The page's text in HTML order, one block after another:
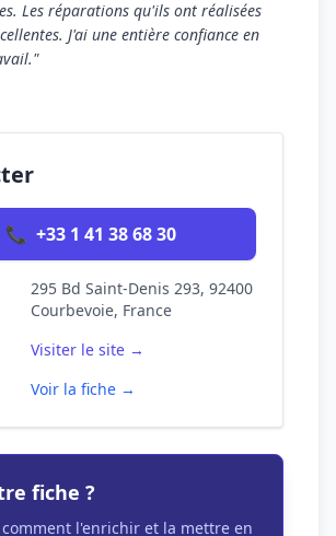
Les réparations qu'ils ont réalisées
J'ai une entière confiance en
📞 +33 1 41 38 68 30
295 Bd Saint-Denis 293, 92400
Courbevoie, France
Visiter le site →
Voir la fiche →
fiche ?
comment l'enrichir et la mettre en